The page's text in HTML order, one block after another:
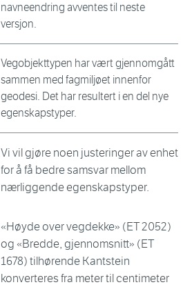
navneendring avventes til neste
versjon.
Vegobjekttypen har vært gjennomgått
sammen med fagmiljøet innenfor
geodesi. Det har resultert i en del nye
egenskapstyper.
Vi vil gjøre noen justeringer av enhet
for å få bedre samsvar mellom
nærliggende egenskapstyper.
«Høyde over vegdekke» (ET 2052)
og «Bredde, gjennomsnitt» (ET
1678) tilhørende Kantstein
konverteres fra meter til centimeter